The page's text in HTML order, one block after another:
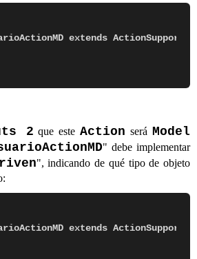
extends ActionSupport
2 que esteAction será Model
" debe implementar
", indicando de qué tipo de objeto
extends ActionSupport